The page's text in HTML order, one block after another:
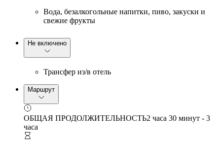
Вода, безалкогольные напитки, пиво, закуски и
свежие фрукты
Не включено
Трансфер из/в отель
Маршрут
ОБЩАЯ ПРОДОЛЖИТЕЛЬНОСТЬ2 часа 30 минут - 3
часа